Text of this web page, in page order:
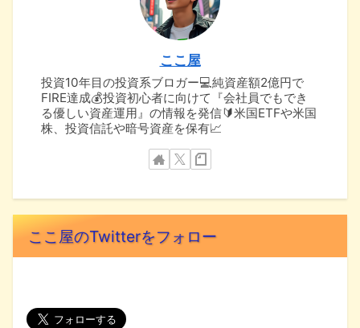
ここ屋
投資10年目の投資系ブロガー💻純資産額2億円で
FIRE達成💰投資初心者に向けて『会社員でもでき
る優しい資産運用』の情報を発信🔰米国ETFや米国
株、投資信託や暗号資産を保有📈
ここ屋のTwitterをフォロー